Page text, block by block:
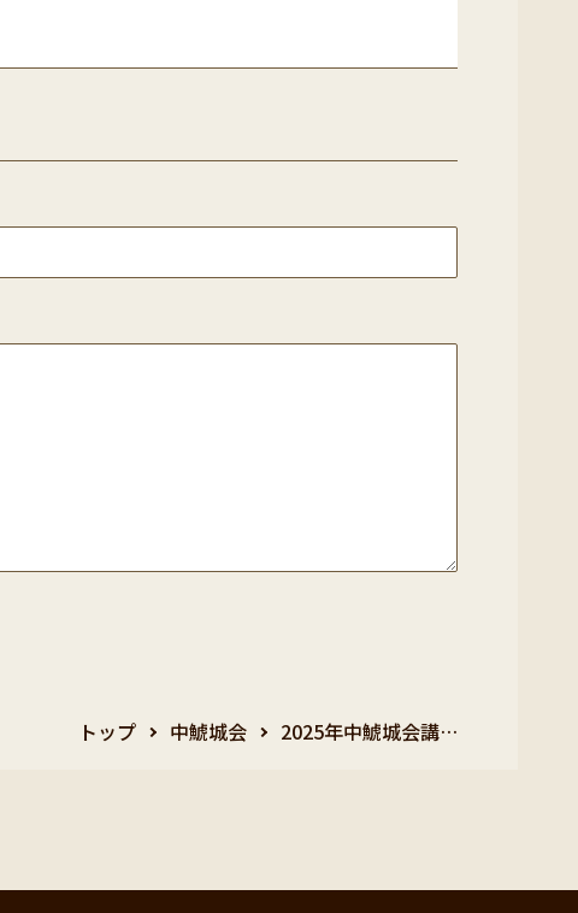
トップ 中鯱城会 2025年中鯱城会講…